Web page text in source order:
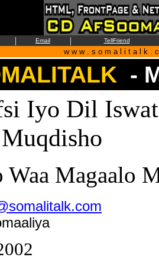
| Email | TellFriend
w w w . s o m a l i t a l k .
-
Iyo Dil
Magaalo